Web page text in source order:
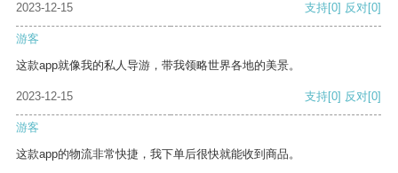
2023-12-15
支持[0] 反对[0]
游客
这款app就像我的私人导游，带我领略世界各地的美景。
2023-12-15 支持[0] 反对[0]
游客
这款app的物流非常快捷，我下单后很快就能收到商品。